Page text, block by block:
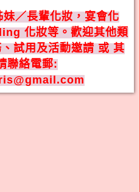
／長輩化妝，宴會化
化妝等。歡迎其他類
試用及活動邀請 或 其
聯絡電郵: